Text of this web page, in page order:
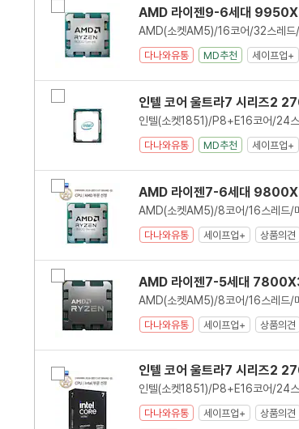
및
목택
AMD 라이젠9-6세대
다나와유통 MD추천 세이프업+
인텔 코어 울트라7 시리즈2
다나와유통 MD추천 세이프업+
교
AMD 라이젠7-6세대
다나와유통 세이프업+ 상품의견
AMD 라이젠7-5세대
다나와유통 세이프업+ 상품의견
교
인텔 코어 울트라7 시리즈2
다나와유통 세이프업+
상품의견